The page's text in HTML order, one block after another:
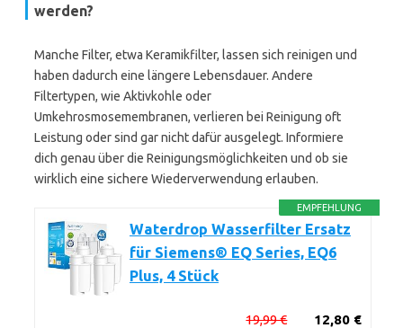
werden?
Manche Filter, etwa Keramikfilter, lassen sich reinigen und
haben dadurch eine längere Lebensdauer. Andere
Filtertypen, wie Aktivkohle oder
Umkehrosmosemembranen, verlieren bei Reinigung oft
Leistung oder sind gar nicht dafür ausgelegt. Informiere
dich genau über die Reinigungsmöglichkeiten und ob sie
wirklich eine sichere Wiederverwendung erlauben.
EMPFEHLUNG
Waterdrop Wasserfilter Ersatz
für Siemens® EQ Series, EQ6
Plus, 4 Stück
12,80 €
19,99 €